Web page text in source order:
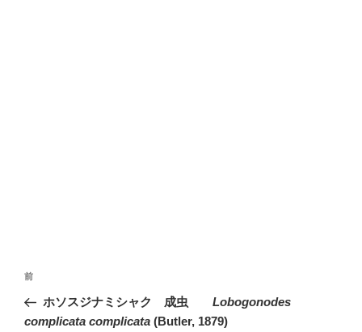
投
ナ
前
の
投
前
ホソスジナミシャク 成虫 Lobogonodes
complicata complicata (Butler, 1879)